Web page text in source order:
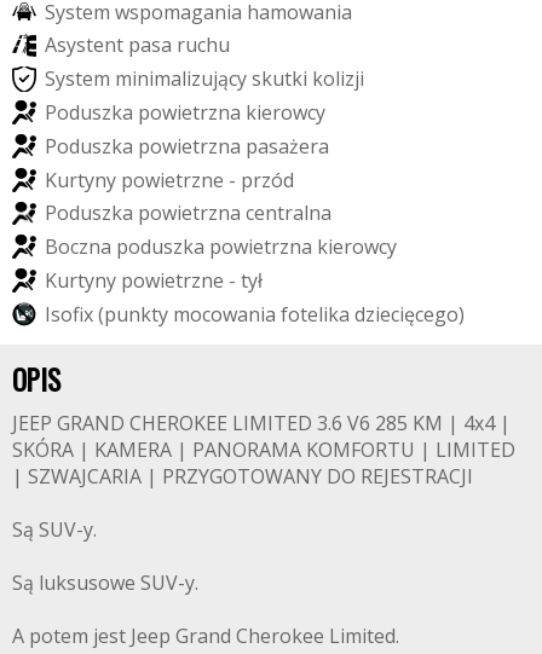
System wspomagania hamowania
Asystent pasa ruchu
System minimalizującyskutki kolizji
Poduszka powietrzna kierowcy
Poduszka powietrzna pasażera
Kurtyny powietrzne - przód
Poduszka powietrzna centralna
Boczna poduszka powietrzna kierowcy
Kurtyny powietrzne - tył
Isofx(punkty mocowania fotelika dziecięcego)
OPIS
JEEP GRAND CHEROKEE LIMITED 3.6 V6 285 KM | 4x4 |
SKÓRA | KAMERA | PANORAMA KOMFORTU | LIMITED
| SZWAJCARIA | PRZYGOTOWANY DO REJESTRACJI
Są SUV-y.
Są luksusowe SUV-y.
A potem jest Jeep Grand Cherokee Limited.